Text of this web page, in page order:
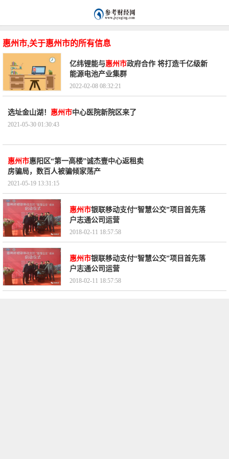
惠州市,关于惠州市的所有信息
亿纬锂能与惠州市政府合作 将打造千亿级新
能源电池产业集群
2022-02-08 08:32:21
选址金山湖！ 惠州市中心医院新院区来了
2021-05-30 01:30:43
惠州市惠阳区“第一高楼”诚杰壹中心返租卖
房骗局，数百人被骗倾家荡产
2021-05-19 13:31:15
惠州市银联移动支付“智慧公交”项目首先落
户志通公司运营
2018-02-11 18:57:58
惠州市银联移动支付“智慧公交”项目首先落
户志通公司运营
2018-02-11 18:57:58